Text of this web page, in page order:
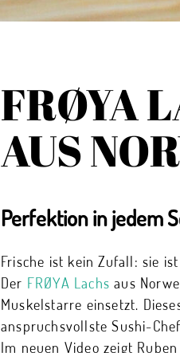
FRØYA
AUS
Perfektion in jedem
Frische ist kein Zufall: sie
Der FRØYA Lachs aus
Muskelstarre einsetzt.
anspruchsvollste Sushi-
Im neuen Video zeigt